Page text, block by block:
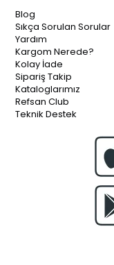
Blog
Sıkça Sorulan Sorular
Yardım
Kargom Nerede?
Kolay İade
Sipariş Takip
Kataloglarımız
Refsan Club
Teknik Destek